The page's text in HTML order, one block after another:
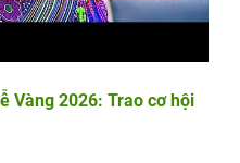
Vàng 2026: Trao cơ hội